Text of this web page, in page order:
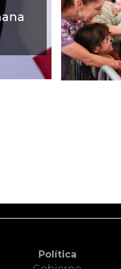
Política